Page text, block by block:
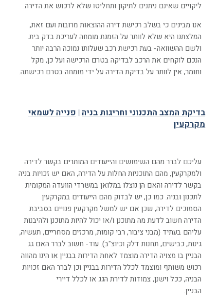
ליקויים שאינם ניתנים לתיקון ותחליטו שלא לרכוש את הדירה.
אנו מבינים כי בשלב רכישת דירה ההוצאות מרובות ועם זאת,
המלצתנו היא שלא לוותר על הזמנת מומחה לעריכת בדק בית.
ולשם ההשוואה- בעת רכישת רכב שעלותו נמוכה הרבה יותר
הנכם לוקחים את הרכב לבדיקה בטרם הרכישה ועל כן, מקל
וחומר, אין לוותר על בדיקת הדירה על ידי מומחה בטרם רכישתה.
בדיקת המצב התכנוני וחריגות בניה | פנייה לשמאי
מקרקעין
עליכם לברר מהם השימושים והייעודים המותרים בקשר לדירה
ולמקרקעין, מהם התוכניות החלות על הדירה, האם יש זכויות בניה
בקשר לדירה והאם הן נוצלו במלואן במשרדי הוועדה המקומית
לתכנון ובניה. כמו כן, יש לבדוק מהם הייעודים במקרקעין
הסמוכים לדירה, שכן אם יש למשל מקרקעין פנויים בסביבת
הדירה חשוב לדעת מה מתוכנן ו/או יכול להיות מתוכנן ולהיבנות
עליהם בעתיד (מבני ציבור, רבי קומות, מרכזים מסחריים, תעשיה,
גינות, כבישים, תחנות דלק וכיוצ"ב). עוד- חשוב לברר האם גג
הבניין בו מצויה הדירה מוצמד לאחת הדירות בבניין או הינו מהווה
רכוש משותף ומוצמד לכלל הדירות בבניין וכן לברר האם זכויות
הבניה, ככל וישנן, צמודות לדירת הגג או לכלל דיירי
הבניין.